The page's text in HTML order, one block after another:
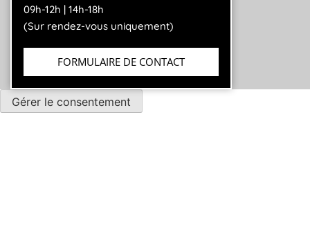
09h-12h | 14h-18h
(Sur rendez-vous uniquement)
FORMULAIRE DE CONTACT
Gérer le consentement